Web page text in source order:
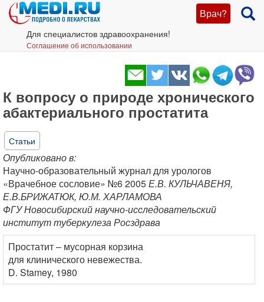
Врач?
Для специалистов здравоохранения!
Соглашение об использовании
К вопросу о природе хронического
абактериального простатита
Статьи
Опубликовано в:
Научно-образовательный журнал для урологов
«Врачебное сословие» №6 2005Е.В. КУЛЬЧАВЕНЯ,
Е.В.БРИЖАТЮК, Ю.М. ХАРЛАМОВА
ФГУ Новосибирский научно-исследовательский
институт туберкулеза Росздрава
Простатит – мусорная корзина
для клинического невежества.
D. Stamey, 1980